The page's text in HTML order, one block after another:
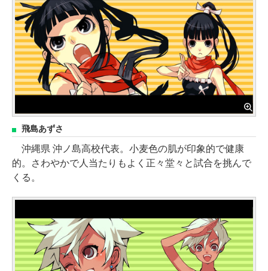
飛島あずさ
沖縄県 沖ノ島高校代表。小麦色の肌が印象的で健康
的。さわやかで人当たりもよく正々堂々と試合を挑んで
くる。